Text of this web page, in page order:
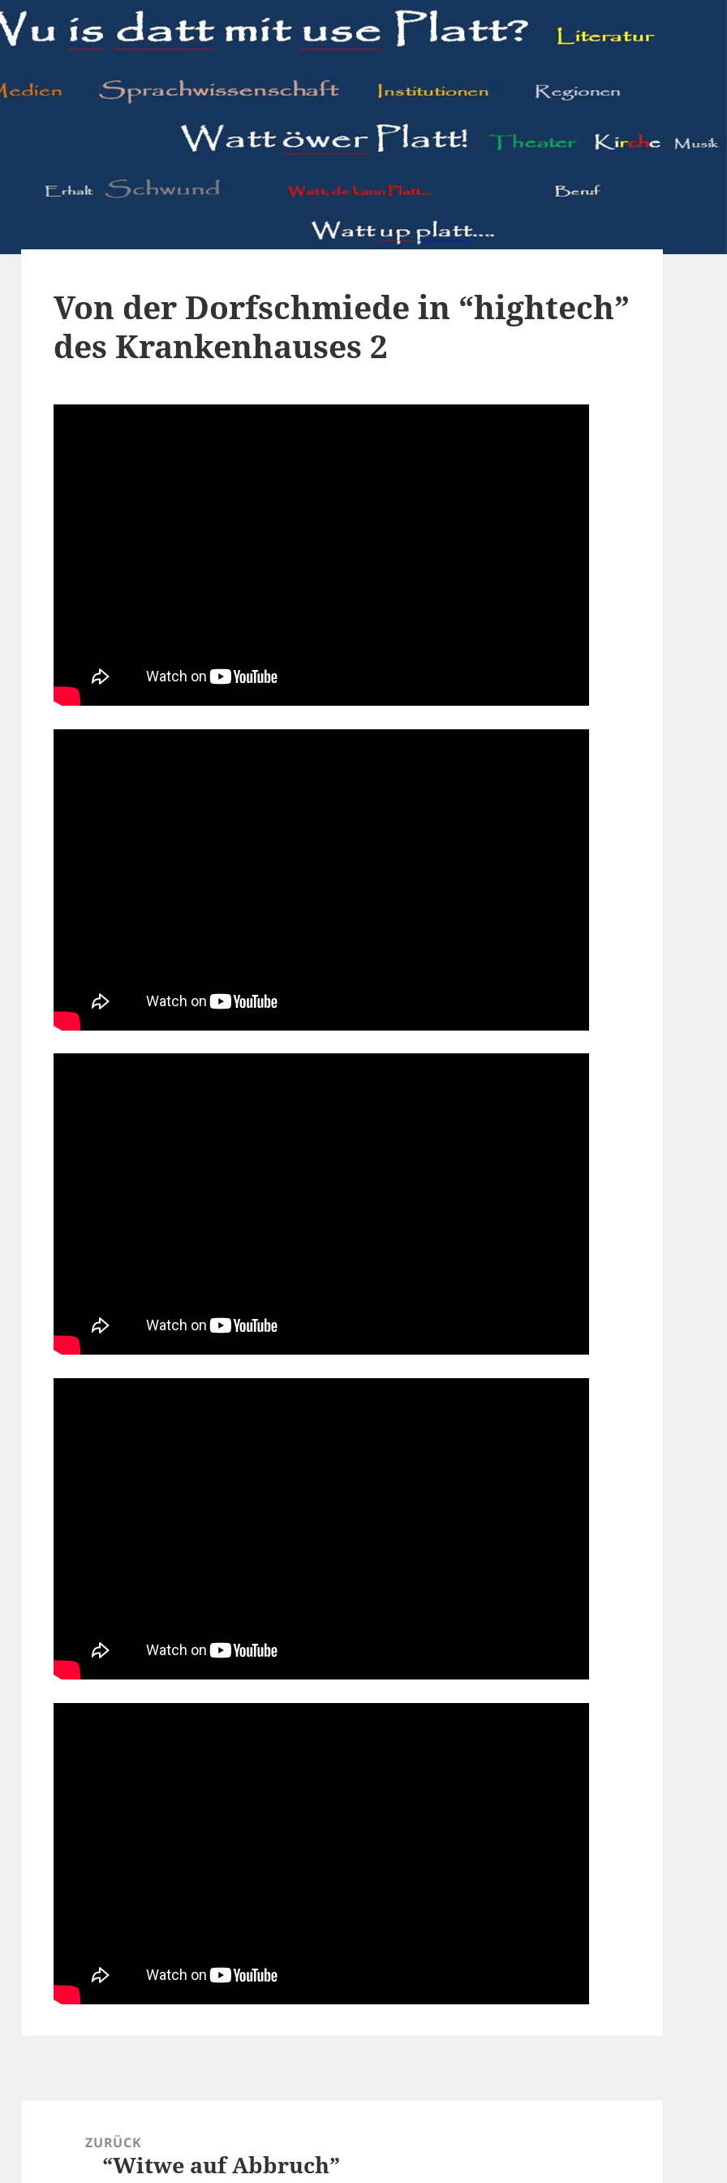
Von der Dorfschmiede in “hightech”
des Krankenhauses 2
ZURÜCK
Vorheriger
“Witwe auf Abbruch”